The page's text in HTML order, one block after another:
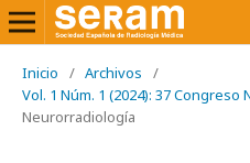
Inicio / Archivos
/
Vol. 1 Núm. 1 (2024): 37 Congreso
Neurorradiología